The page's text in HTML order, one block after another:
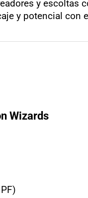
y escoltas
y potencial con
Wizards